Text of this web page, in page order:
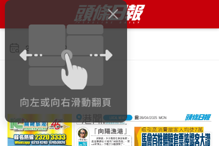
2025年4月28日